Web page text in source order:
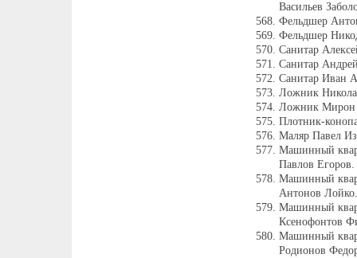
Васильев
Фельдшер
Фельдшер
Санитар
Санитар
Санитар Иван
Ложник
Ложник Мирон
Плотник-
Маляр Павел
Машинный
Павлов Егоров.
Машинный
Антонов Лойко.
Машинный
Ксенофонтов
Машинный
Родионов